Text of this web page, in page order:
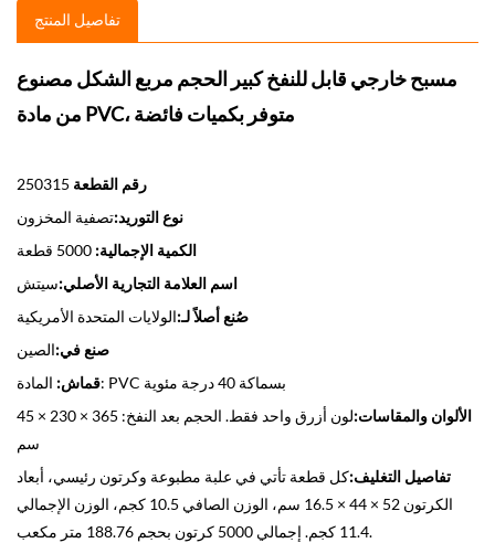
تفاصيل المنتج
مسبح خارجي قابل للنفخ كبير الحجم مربع الشكل مصنوع
من مادة PVC، متوفر بكميات فائضة
رقم القطعة
نوع التوريد:تصفية المخزون
الكمية الإجمالية:
اسم العلامة التجارية الأصلي:سيتش
صُنع أصلاً لـ:الولايات المتحدة الأمريكية
صنع في:الصين
قماش:
المادة: PVC بسماكة 40 درجة مئوية
الألوان والمقاسات:
لون أزرق واحد فقط. الحجم بعد النفخ: 365 × 230 × 45
سم
تفاصيل التغليف:كل قطعة تأتي في علبة مطبوعة وكرتون رئيسي، أبعاد
الكرتون 52 × 44 × 16.5 سم، الوزن الصافي 10.5 كجم، الوزن الإجمالي
11.4 كجم. إجمالي 5000 كرتون بحجم 188.76 متر مكعب.